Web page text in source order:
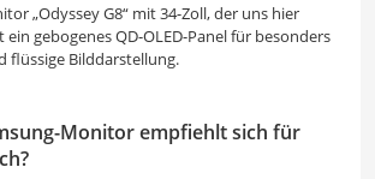
„Odyssey G8“ mit 34-Zoll, der uns hier
gebogenes QD-OLED-Panel für besonders
flüssige Bilddarstellung.
Monitor empfiehlt sich für